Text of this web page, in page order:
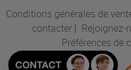
Conditions générales de
contacter| Rejoignez-
Préférences de